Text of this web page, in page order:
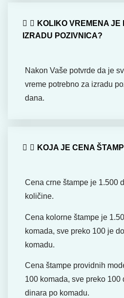
KOLIKO VREMENA JE
IZRADU POZIVNICA?
Nakon Vaše potvrde da je
vreme potrebno za izradu
dana.
KOJA JE CENA
Cena crne štampe je 1.500
količine.
Cena kolorne štampe je
komada, sve preko 100 je
komadu.
Cena štampe providnih
100 komada, sve preko 100
dinara po komadu.